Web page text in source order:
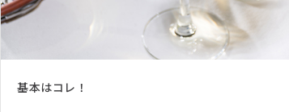
基本はコレ！